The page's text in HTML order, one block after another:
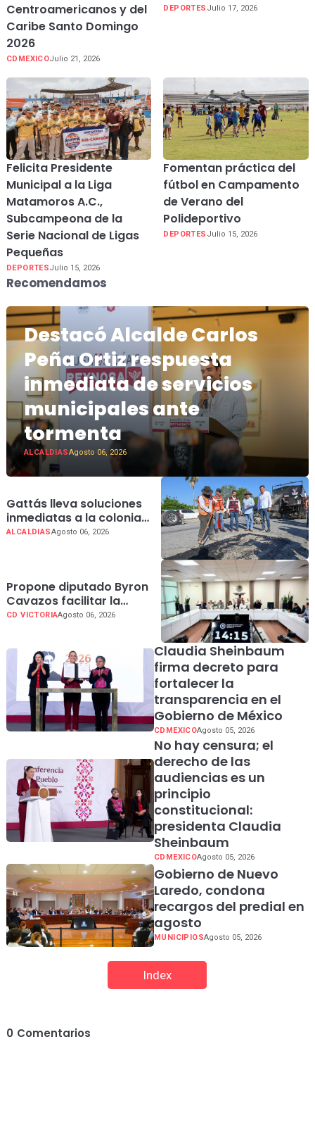
Centroamericanos y del
Caribe Santo Domingo
2026
CDMEXICOJulio 21, 2026
DEPORTES Julio 17, 2026
Felicita Presidente
Municipal a la Liga
Matamoros A.C.,
Subcampeona de la
Serie Nacional de Ligas
Pequeñas
DEPORTESJulio 15, 2026
Fomentan práctica del
fútbol en Campamento
de Verano del
Polideportivo
DEPORTES Julio 15, 2026
Recomendamos
Destacó Alcalde Carlos
Peña Ortiz respuesta
inmediata de servicios
municipales ante
tormenta
ALCALDIASAgosto 06, 2026
Gattás lleva soluciones
inmediatas a la colonia
Azteca 2; con “Tu Voz
ALCALDIASAgosto 06, 2026
Propone diputado Byron
Cavazos facilitar la
presentación de
CD VICTORIAAgosto 06, 2026
Claudia Sheinbaum
firma decreto para
fortalecer la
transparencia en el
Gobierno de México
CDMEXICOAgosto 05, 2026
No hay censura; el
derecho de las
audiencias es un
principio
constitucional:
presidenta Claudia
Sheinbaum
CDMEXICOAgosto 05, 2026
Gobierno de Nuevo
Laredo, condona
recargos del predial en
agosto
MUNICIPIOSAgosto 05, 2026
Index
0 Comentarios